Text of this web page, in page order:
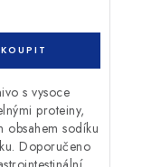
s vysoce
proteiny,
obsahem sodíku
Doporučeno